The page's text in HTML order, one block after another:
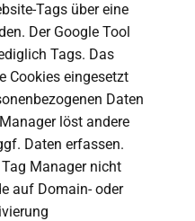
Tags über eine
Der Google Tool
Tags. Das
Cookies eingesetzt
Daten
löst andere
Daten erfassen.
Manager nicht
auf Domain- oder